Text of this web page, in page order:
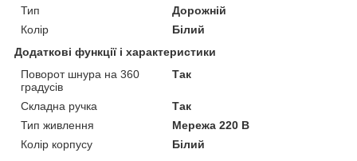
Тип
Дорожній
Колір
Білий
Додаткові функції і характеристики
Поворот шнура на 360
градусів
Так
Складна ручка
Так
Тип живлення
Мережа 220 В
Колір корпусу
Білий